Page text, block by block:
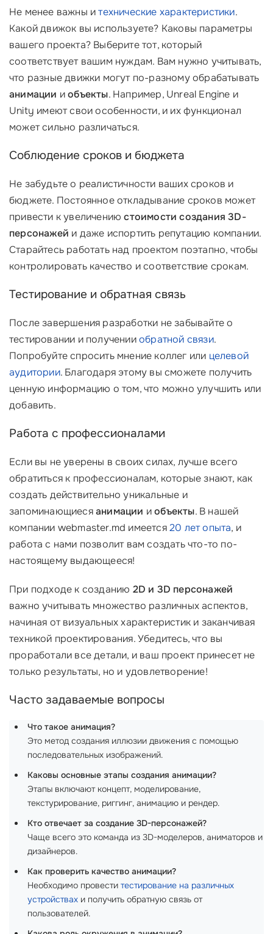
Не менее важны итехнические характеристики.
Какой движок вы используете? Каковы параметры
вашего проекта? Выберите тот, который
соответствует вашим нуждам. Вам нужно учитывать,
что разные движки могут по-разному обрабатывать
анимации иобъекты. Например, Unreal Engine и
Unity имеют свои особенности, и их функционал
может сильно различаться.
Соблюдение сроков и бюджета
Не забудьте о реалистичности ваших сроков и
бюджете. Постоянное откладывание сроков может
привести к увеличениюстоимости создания 3D-
персонажей и даже испортить репутацию компании.
Старайтесь работать над проектом поэтапно, чтобы
контролировать качество и соответствие срокам.
Тестирование и обратная связь
После завершения разработки не забывайте о
тестировании и полученииобратной связи.
Попробуйте спросить мнение коллег или целевой
аудитории. Благодаря этому вы сможете получить
ценную информацию о том, что можно улучшить или
добавить.
Работа с профессионалами
Если вы не уверены в своих силах, лучше всего
обратиться к профессионалам, которые знают, как
создать действительно уникальные и
запоминающиесяанимации иобъекты. В нашей
компании webmaster.md имеется20 лет опыта, и
работа с нами позволит вам создать что-то по-
настоящему выдающееся!
При подходе к созданию 2D и 3D персонажей
важно учитывать множество различных аспектов,
начиная от визуальных характеристик и заканчивая
техникой проектирования. Убедитесь, что вы
проработали все детали, и ваш проект принесет не
только результаты, но и удовлетворение!
Часто задаваемые вопросы
Что такое анимация?
Это метод создания иллюзии движения с помощью
последовательных изображений.
Каковы основные этапы создания анимации?
Этапы включают концепт, моделирование,
текстурирование, риггинг, анимацию и рендер.
Кто отвечает за создание 3D-персонажей?
Чаще всего это команда из 3D-моделеров, аниматоров и
дизайнеров.
Как проверить качество анимации?
Необходимо провести тестирование на различных
устройствах и получить обратную связь от
пользователей.